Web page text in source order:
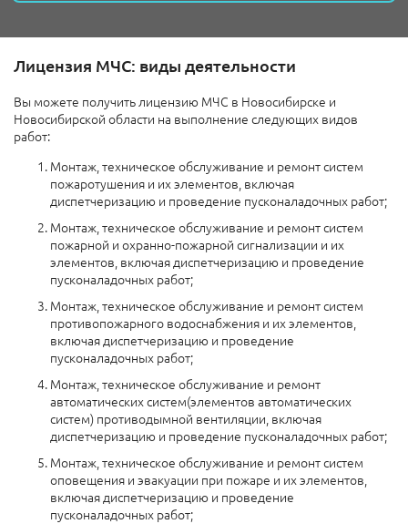
Лицензия МЧС: виды деятельности
Вы можете получить лицензию МЧС в Новосибирске и
Новосибирской области на выполнение следующих видов
работ:
Монтаж, техническое обслуживание и ремонт систем
пожаротушения и их элементов, включая
диспетчеризацию и проведение пусконаладочных работ;
Монтаж, техническое обслуживание и ремонт систем
пожарной и охранно-пожарной сигнализации и их
элементов, включая диспетчеризацию и проведение
пусконаладочных работ;
Монтаж, техническое обслуживание и ремонт систем
противопожарного водоснабжения и их элементов,
включая диспетчеризацию и проведение
пусконаладочных работ;
Монтаж, техническое обслуживание и ремонт
автоматических систем(элементов автоматических
систем) противодымной вентиляции, включая
диспетчеризацию и проведение пусконаладочных работ;
Монтаж, техническое обслуживание и ремонт систем
оповещения и эвакуации при пожаре и их элементов,
включая диспетчеризацию и проведение
пусконаладочных работ;